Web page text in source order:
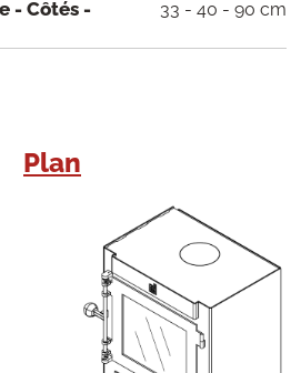
- Côtés -
33 - 40 - 90 cm
Plan